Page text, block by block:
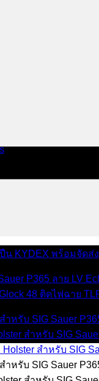
น KYDEX พร้อมจัดส่ง